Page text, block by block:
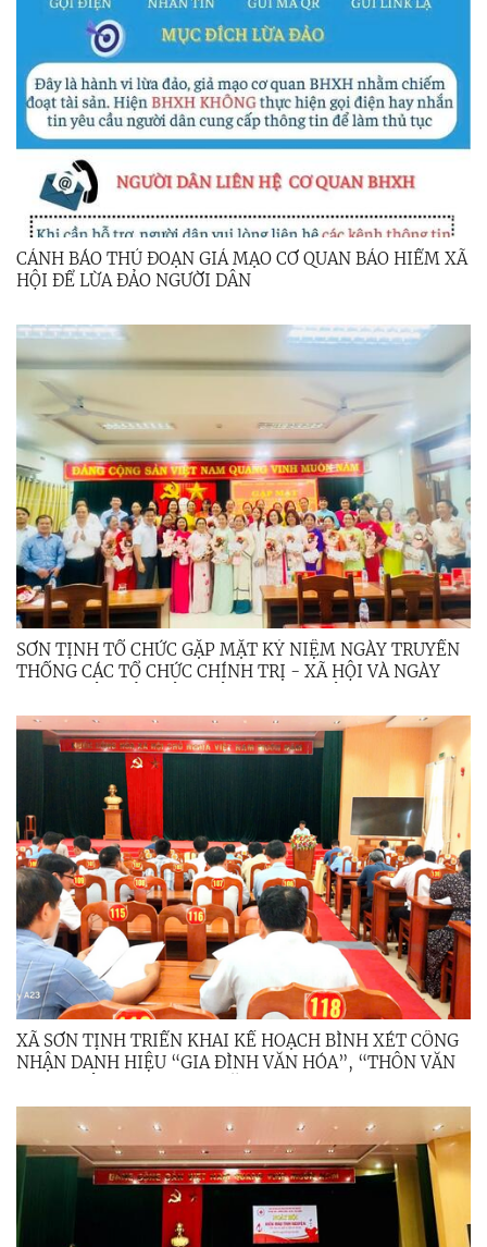
CẢNH BÁO THỦ ĐOẠN GIẢ MẠO CƠ QUAN BẢO HIỂM XÃ
HỘI ĐỂ LỪA ĐẢO NGƯỜI DÂN
SƠN TỊNH TỔ CHỨC GẶP MẶT KỶ NIỆM NGÀY TRUYỀN
THỐNG CÁC TỔ CHỨC CHÍNH TRỊ - XÃ HỘI VÀ NGÀY
XÃ SƠN TỊNH TRIỂN KHAI KẾ HOẠCH BÌNH XÉT CÔNG
NHẬN DANH HIỆU “GIA ĐÌNH VĂN HÓA”, “THÔN VĂN